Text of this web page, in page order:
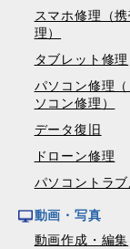
スマホ修理（
理）
タブレット修理
パソコン修理
ソコン修理）
データ復旧
ドローン修理
パソコントラブ
動画・写真
動画作成・編集